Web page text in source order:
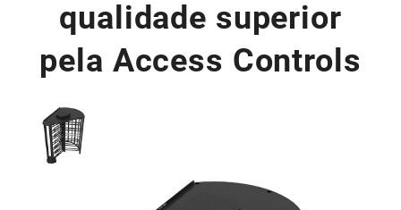
qualidade superior
pela Access Controls